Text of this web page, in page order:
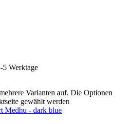
5 Werktage
Varianten auf. Die Optionen
gewählt werden